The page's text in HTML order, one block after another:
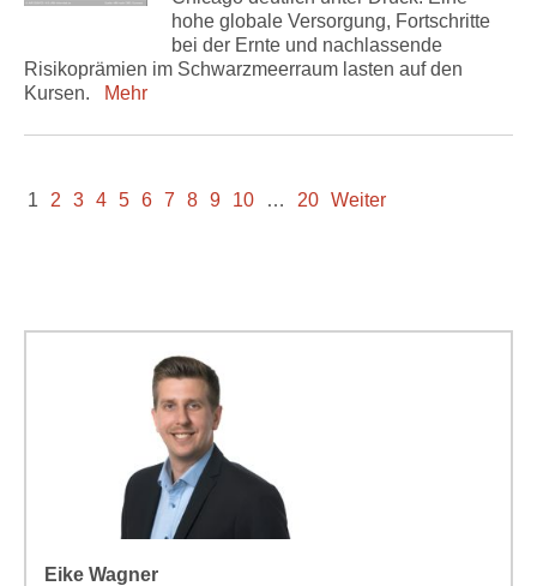
hohe globale Versorgung, Fortschritte
bei der Ernte und nachlassende
Risikoprämien im Schwarzmeerraum lasten auf den
Kursen.
Mehr
1 2 3 4 5 6 7 8 9 10 … 20 Weiter
Eike Wagner